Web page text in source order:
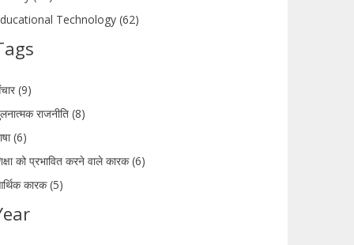
Technology (62)
(9)
राजनीति (8)
(6)
को प्रभावित करने वाले कारक (6)
कारक (5)